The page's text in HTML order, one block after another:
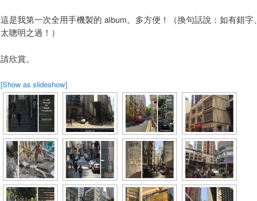
這是我第一次全用手機製的 album。多方便！（換句話說：如有錯字
太聰明之過！）
請欣賞。
[Show as slideshow]